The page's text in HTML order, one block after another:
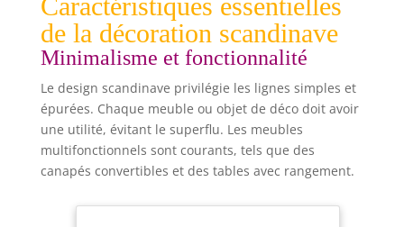
de la décoration scandinave
Minimalisme et fonctionnalité
Le design scandinave privilégie les lignes simples et
épurées. Chaque meuble ou objet de déco doit avoir
une utilité, évitant le superflu. Les meubles
multifonctionnels sont courants, tels que des
canapés convertibles et des tables avec rangement.